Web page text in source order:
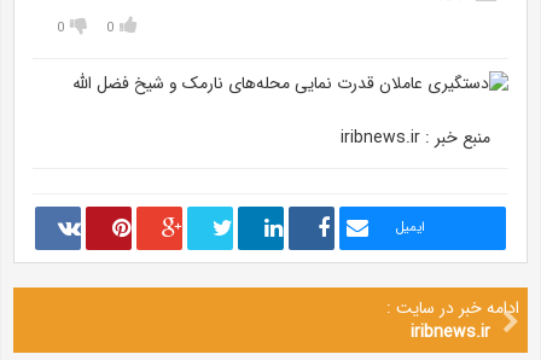
0
0
منبع خبر : iribnews.ir
ایمیل
ادامه خبر در سایت :
iribnews.ir